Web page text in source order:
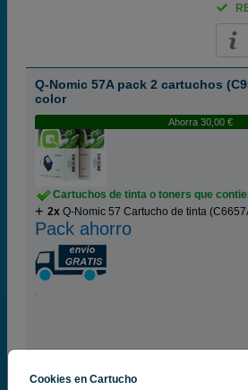
Q-Nomic 57A pack 2 cartuchos
color
Ahorra 30,00 €
Cartuchos de tinta o toners que
2x Q-Nomic 57 Cartucho de tinta
Pack ahorro
Cookies en Cartucho